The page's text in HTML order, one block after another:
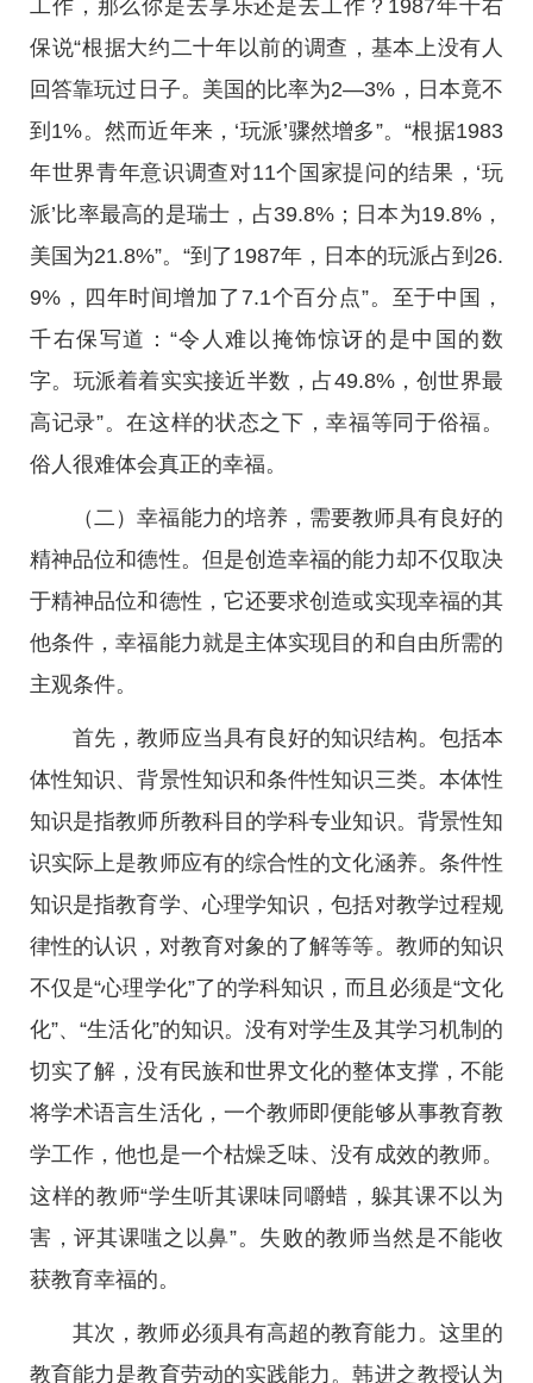
工作，那么你是去享乐还是去工作？1987年千右
保说“根据大约二十年以前的调查，基本上没有人
回答靠玩过日子。美国的比率为2—3%，日本竟不
到1%。然而近年来，‘玩派’骤然增多”。“根据1983
年世界青年意识调查对11个国家提问的结果，‘玩
派’比率最高的是瑞士，占39.8%；日本为19.8%，
美国为21.8%”。“到了1987年，日本的玩派占到26.
9%，四年时间增加了7.1个百分点”。至于中国，
千右保写道：“令人难以掩饰惊讶的是中国的数
字。玩派着着实实接近半数，占49.8%，创世界最
高记录”。在这样的状态之下，幸福等同于俗福。
俗人很难体会真正的幸福。
（二）幸福能力的培养，需要教师具有良好的
精神品位和德性。但是创造幸福的能力却不仅取决
于精神品位和德性，它还要求创造或实现幸福的其
他条件，幸福能力就是主体实现目的和自由所需的
主观条件。
首先，教师应当具有良好的知识结构。包括本
体性知识、背景性知识和条件性知识三类。本体性
知识是指教师所教科目的学科专业知识。背景性知
识实际上是教师应有的综合性的文化涵养。条件性
知识是指教育学、心理学知识，包括对教学过程规
律性的认识，对教育对象的了解等等。教师的知识
不仅是“心理学化”了的学科知识，而且必须是“文化
化”、“生活化”的知识。没有对学生及其学习机制的
切实了解，没有民族和世界文化的整体支撑，不能
将学术语言生活化，一个教师即便能够从事教育教
学工作，他也是一个枯燥乏味、没有成效的教师。
这样的教师“学生听其课味同嚼蜡，躲其课不以为
害，评其课嗤之以鼻”。失败的教师当然是不能收
获教育幸福的。
其次，教师必须具有高超的教育能力。这里的
教育能力是教育劳动的实践能力。韩进之教授认为